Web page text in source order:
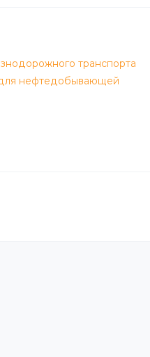
транспорта
нефтедобывающей